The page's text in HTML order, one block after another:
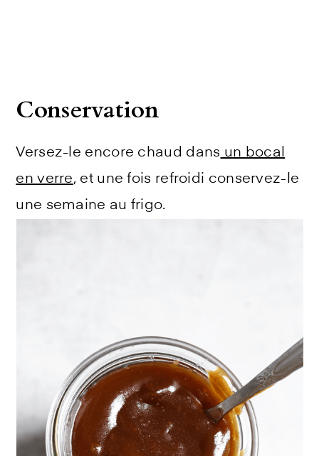
Conservation
Versez-le encore chaud dans un bocal
en verre, et une fois refroidi conservez-le
une semaine au frigo.